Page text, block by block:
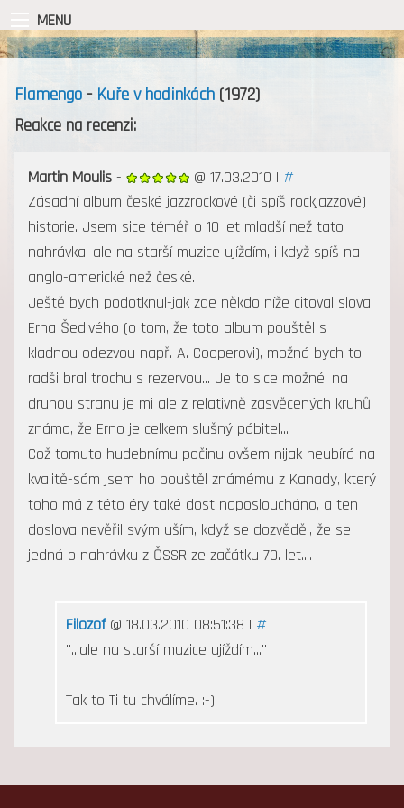
MENU
Flamengo- Kuře v hodinkách(1972)
Reakce na recenzi:
Martin Moulis- @ 17.03.2010 | #
Zásadní album české jazzrockové (či spíš rockjazzové)
historie. Jsem sice téměř o 10 let mladší než tato
nahrávka, ale na starší muzice ujíždím, i když spíš na
anglo-americké než české.
Ještě bych podotknul-jak zde někdo níže citoval slova
Erna Šedivého (o tom, že toto album pouštěl s
kladnou odezvou např. A. Cooperovi), možná bych to
radši bral trochu s rezervou... Je to sice možné, na
druhou stranu je mi ale z relativně zasvěcených kruhů
známo, že Erno je celkem slušný pábitel...
Což tomuto hudebnímu počinu ovšem nijak neubírá na
kvalitě-sám jsem ho pouštěl známému z Kanady, který
toho má z této éry také dost naposloucháno, a ten
doslova nevěřil svým uším, když se dozvěděl, že se
jedná o nahrávku z ČSSR ze začátku 70. let....
Filozof@ 18.03.2010 08:51:38 | #
"...ale na starší muzice ujíždím..."
Tak to Ti tu chválíme. :-)